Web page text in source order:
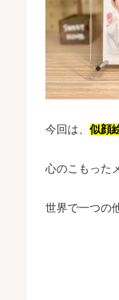
今回は、 似顔
心のこもった
世界で一つの